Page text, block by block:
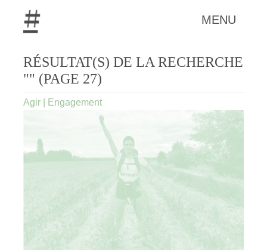
MENU
RÉSULTAT(S) DE LA RECHERCHE
"" (PAGE 27)
Agir Engagement